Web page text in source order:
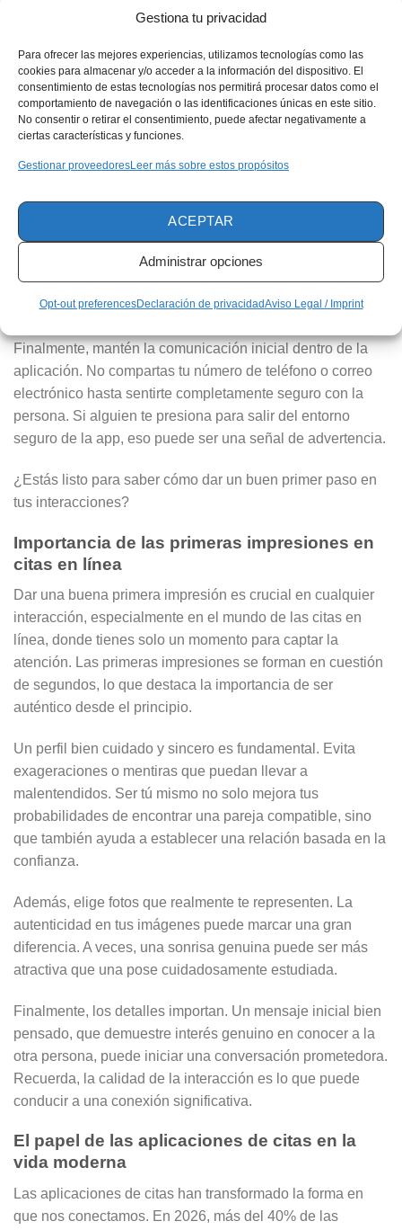
Gestiona tu privacidad
Para ofrecer las mejores experiencias, utilizamos tecnologías como las
cookies para almacenar y/o acceder a la información del dispositivo. El
consentimiento de estas tecnologías nos permitirá procesar datos como el
comportamiento de navegación o las identificaciones únicas en este sitio.
No consentir o retirar el consentimiento, puede afectar negativamente a
ciertas características y funciones.
Gestionar proveedoresLeer más sobre estos propósitos
ACEPTAR
Administrar opciones
Opt-out preferencesDeclaración de privacidadAviso Legal / Imprint
60% de los usuarios de estas apps en todo el mundo se
implementar medidas para protegerse en el entorno digital.
Primero, limita la información personal que compartes en
tu perfil. Detalles como tu dirección o lugar de trabajo no
para otros usuarios.
Además, evita compartir fotos comprometedoras.
Asegúrate de que las imágenes que publiques no incluyan
información sensible o ubicaciones identificables. Es
recomendable usar fotos recientes, pero generales.
Finalmente, mantén la comunicación inicial dentro de la
aplicación. No compartas tu número de teléfono o correo
electrónico hasta sentirte completamente seguro con la
persona. Si alguien te presiona para salir del entorno
seguro de la app, eso puede ser una señal de advertencia.
¿Estás listo para saber cómo dar un buen primer paso en
tus interacciones?
Importancia de las primeras impresiones en
citas en línea
Dar una buena primera impresión es crucial en cualquier
interacción, especialmente en el mundo de las citas en
línea, donde tienes solo un momento para captar la
atención. Las primeras impresiones se forman en cuestión
de segundos, lo que destaca la importancia de ser
auténtico desde el principio.
Un perfil bien cuidado y sincero es fundamental. Evita
exageraciones o mentiras que puedan llevar a
malentendidos. Ser tú mismo no solo mejora tus
probabilidades de encontrar una pareja compatible, sino
que también ayuda a establecer una relación basada en la
confianza.
Además, elige fotos que realmente te representen. La
autenticidad en tus imágenes puede marcar una gran
diferencia. A veces, una sonrisa genuina puede ser más
atractiva que una pose cuidadosamente estudiada.
Finalmente, los detalles importan. Un mensaje inicial bien
pensado, que demuestre interés genuino en conocer a la
otra persona, puede iniciar una conversación prometedora.
Recuerda, la calidad de la interacción es lo que puede
conducir a una conexión significativa.
El papel de las aplicaciones de citas en la
vida moderna
Las aplicaciones de citas han transformado la forma en
que nos conectamos. En 2026, más del 40% de las